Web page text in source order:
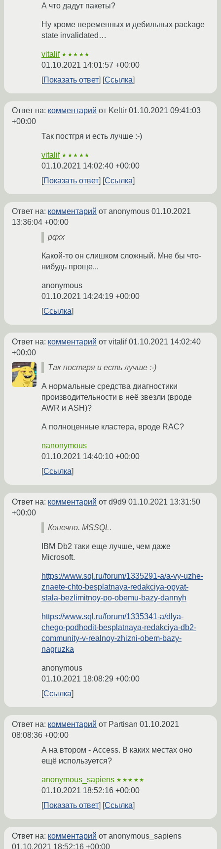
А что дадут пакеты?
Ну кроме переменных и дебильных package
state invalidated…
vitalif ★★★★★
01.10.2021 14:01:57 +00:00
Показать ответ
Ссылка
Ответ на: комментарий от Keltir 01.10.2021 09:41:03
+00:00
Так постгря и есть лучше :-)
vitalif ★★★★★
01.10.2021 14:02:40 +00:00
Показать ответ
Ссылка
Ответ на: комментарий от anonymous 01.10.2021
13:36:04 +00:00
pqxx
Какой-то он слишком сложный. Мне бы что-
нибудь проще...
anonymous
01.10.2021 14:24:19 +00:00
Ссылка
Ответ на: комментарий от vitalif01.10.2021 14:02:40
+00:00
Так постгря и есть лучше :-)
А нормальные средства диагностики
производительности в неё звезли (вроде
AWR и ASH)?
А полноценные кластера, вроде RAC?
nanonymous
01.10.2021 14:40:10 +00:00
Ссылка
Ответ на: комментарий от d9d9 01.10.2021 13:31:50
+00:00
Конечно. MSSQL.
IBM Db2 таки еще лучше, чем даже
Microsoft.
https://www.sql.ru/forum/1335291-a/a-vy-uzhe-
znaete-chto-besplatnaya-redakciya-opyat-
stala-bezlimitnoy-po-obemu-bazy-dannyh
https://www.sql.ru/forum/1335341-a/dlya-
chego-podhodit-besplatnaya-redakciya-db2-
community-v-realnoy-zhizni-obem-bazy-
nagruzka
anonymous
01.10.2021 18:08:29 +00:00
Ссылка
Ответ на: комментарий от Partisan 01.10.2021
08:08:36 +00:00
А на втором - Access. В каких местах оно
ещё используется?
anonymous_sapiens ★★★★★
01.10.2021 18:52:16 +00:00
Показать ответ
Ссылка
Ответ на: комментарий от anonymous_sapiens
01.10.2021 18:52:16 +00:00